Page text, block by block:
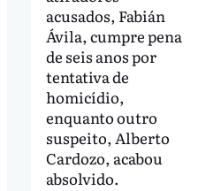
acusados, Fabián
Ávila, cumpre pena
de seis anos por
tentativa de
homicídio,
enquanto outro
suspeito, Alberto
Cardozo, acabou
absolvido.